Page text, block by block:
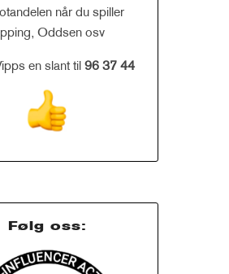
når du spiller
Oddsen osv
en slant til 96 37 44
Følg oss: